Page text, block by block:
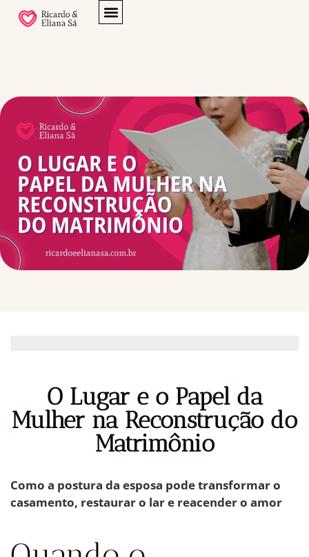
O Lugar e o Papel da
Mulher na Reconstrução do
Matrimônio
Como a postura da esposa pode transformar o
casamento, restaurar o lar e reacender o amor